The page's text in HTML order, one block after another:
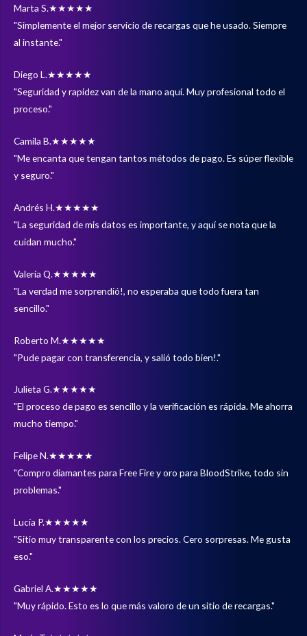
Marta S.★★★★★
"Simplemente el mejor servicio de recargas que he usado. Siempre
al instante."
Diego L.★★★★★
"Seguridad y rapidez van de la mano aquí. Muy profesional todo el
proceso."
Camila B.★★★★★
"Me encanta que tengan tantos métodos de pago. Es súper flexible
y seguro."
Andrés H.★★★★★
"La seguridad de mis datos es importante, y aquí se nota que la
cuidan mucho."
Valeria Q.★★★★★
"La verdad me sorprendió!, no esperaba que todo fuera tan
sencillo."
Roberto M.★★★★★
"Pude pagar con transferencia, y salió todo bien!."
Julieta G.★★★★★
"El proceso de pago es sencillo y la verificación es rápida. Me ahorra
mucho tiempo."
Felipe N.★★★★★
"Compro diamantes para Free Fire y oro para BloodStrike, todo sin
problemas."
Lucía P.★★★★★
"Sitio muy transparente con los precios. Cero sorpresas. Me gusta
eso."
Gabriel A.★★★★★
"Muy rápido. Esto es lo que más valoro de un sitio de recargas."